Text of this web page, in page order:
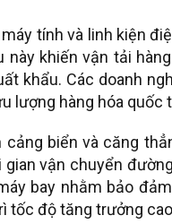
tính và linh kiện
khiến vận tải
khẩu. Các doanh
lượng hàng hóa quốc
biển và căng
vận chuyển
bay nhằm bảo
tốc độ tăng trưởng